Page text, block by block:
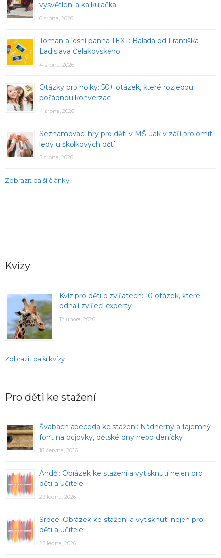
vysvětlení a kalkulačka
6 srpna, 2026
Toman a lesní panna TEXT: Balada od Františka
Ladislava Čelakovského
4 srpna, 2026
Otázky pro holky: 50+ otázek, které rozjedou
pořádnou konverzaci
4 srpna, 2026
Seznamovací hry pro děti v MŠ: Jak v září prolomit
ledy u školkových dětí
3 srpna, 2026
Zobrazit další články
Kvízy
Kvíz pro děti o zvířatech: 10 otázek, které
odhalí zvířecí experty
12 února, 2026
Zobrazit další kvízy
Pro děti ke stažení
Švabach abeceda ke stažení: Nádherný a tajemný
font na bojovky, dětské dny nebo deníčky
18 června, 2026
Anděl: Obrázek ke stažení a vytisknutí nejen pro
děti a učitele
23 ledna, 2026
Srdce: Obrázek ke stažení a vytisknutí nejen pro
děti a učitele
23 ledna, 2026